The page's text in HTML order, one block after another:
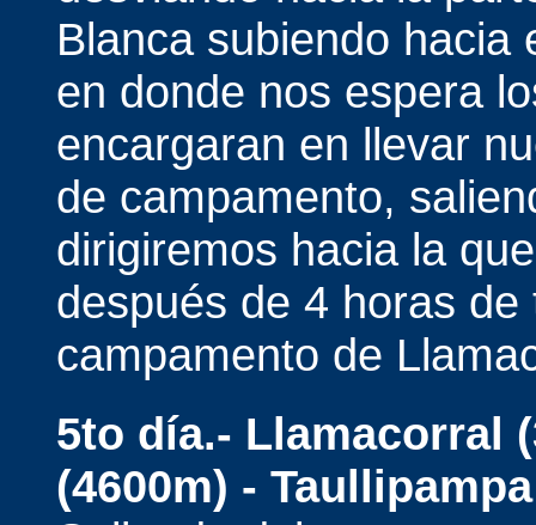
Blanca subiendo hacia
en donde nos espera
encargaran en llevar
de campamento,
dirigiremos hacia la
después de 4 horas
campamento de
5to día.- Llamacorral
(4600m) -